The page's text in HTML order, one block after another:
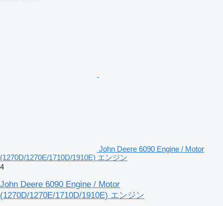
John Deere 6090 Engine / Motor
(1270D/1270E/1710D/1910E) エンジン
4
John Deere 6090 Engine / Motor
(1270D/1270E/1710D/1910E) エンジン